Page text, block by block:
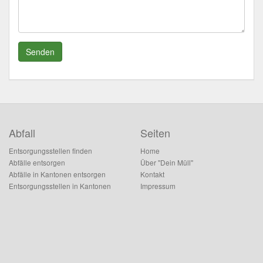
Senden
Abfall
Entsorgungsstellen finden
Abfälle entsorgen
Abfälle in Kantonen entsorgen
Entsorgungsstellen in Kantonen
Seiten
Home
Über "Dein Müll"
Kontakt
Impressum